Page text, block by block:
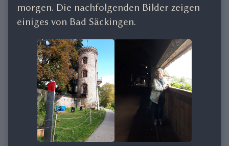
morgen. Die nachfolgenden Bilder zeigen
einiges von Bad Säckingen.